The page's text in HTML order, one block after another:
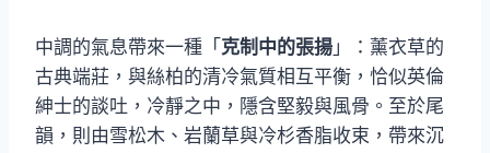
中調的氣息帶來一種「 克制中的張揚 」：薰衣草的
古典端莊，與絲柏的清冷氣質相互平衡，恰似英倫
紳士的談吐，冷靜之中，隱含堅毅與風骨。至於尾
韻，則由雪松木、岩蘭草與冷杉香脂收束，帶來沉